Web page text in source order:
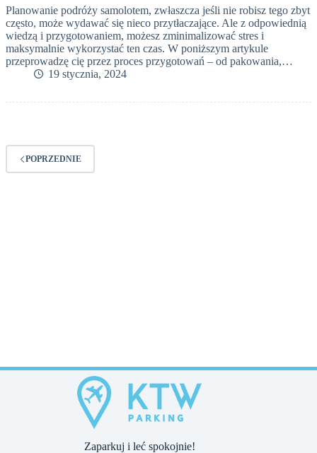
Planowanie podróży samolotem, zwłaszcza jeśli nie robisz tego zbyt
często, może wydawać się nieco przytłaczające. Ale z odpowiednią
wiedzą i przygotowaniem, możesz zminimalizować stres i
maksymalnie wykorzystać ten czas. W poniższym artykule
przeprowadzę cię przez proces przygotowań – od pakowania,…
19 stycznia, 2024
POPRZEDNIE
Zaparkuj i leć spokojnie!